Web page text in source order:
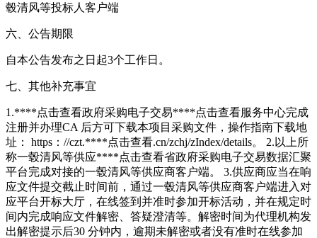
毂清风等投标人客户端
六、公告期限
自本公告发布之日起3个工作日。
七、其他补充事宜
1.****点击查看政府采购电子交易****点击查看服务中心完成
注册并办理CA 后方可下载本项目采购文件，操作指南下载地
址： https：//czt.****点击查看.cn/zchj/zIndex/details。 2.以上所
称一毂清风等供应****点击查看省政府采购电子交易数据汇聚
平台完成对接的一毂清风等供应商客户端。 3.供应商应当在响
应文件提交截止时间前，通过一毂清风等供应商客户端进入对
应平台开标大厅，在线签到并准时参加开标活动，并在规定时
间内完成响应文件解密、答疑澄清等。解密时间为代理机构发
出解密提示后30 分钟内，逾期未解密或者没有准时在线参加